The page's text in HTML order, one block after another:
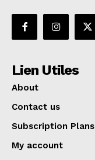
Lien Utiles
About
Contact us
Subscription Plans
My account